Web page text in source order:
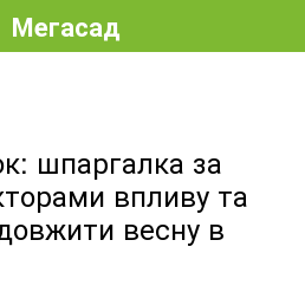
Мегасад
шпаргалка за
впливу та
весну в